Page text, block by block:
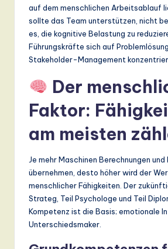
auf dem menschlichen Arbeitsablauf
sollte das Team unterstützen, nicht
es, die kognitive Belastung zu
Führungskräfte sich auf
Stakeholder-Management
Der
Faktor:
am meisten
Je mehr Maschinen Berechnungen und
übernehmen, desto höher wird der
menschlicher Fähigkeiten. Der
Strateg, Teil Psychologe und Teil
Kompetenz ist die Basis; emotionale
Unterschiedsmaker.